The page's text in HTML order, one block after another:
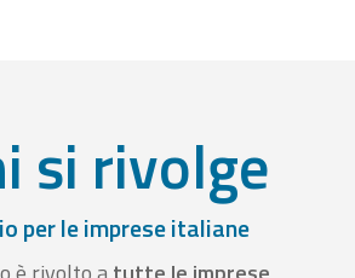
si rivolge
per le imprese italiane